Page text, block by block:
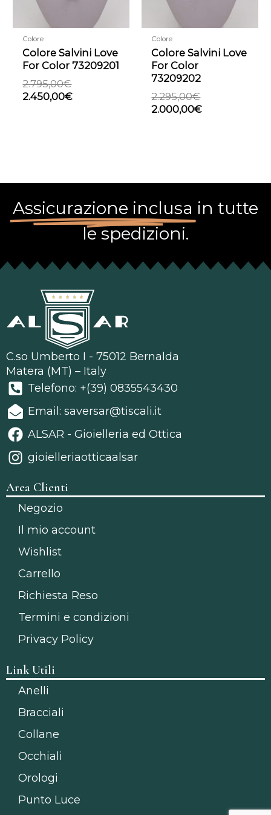
Colore
Colore Salvini Love
For Color 73209201
2.795,00€
2.450,00€
Colore
Colore Salvini Love
For Color
73209202
2.295,00€
2.000,00€
Assicurazione inclusa in tutte
le spedizioni.
C.so Umberto I - 75012 Bernalda
Matera (MT) – Italy
Telefono: +(39) 0835543430
Email: saversar@tiscali.it
ALSAR - Gioielleria ed Ottica
gioielleriaotticaalsar
Area Clienti
Negozio
Il mio account
Wishlist
Carrello
Richiesta Reso
Termini e condizioni
Privacy Policy
Link Utili
Anelli
Bracciali
Collane
Occhiali
Orologi
Punto Luce